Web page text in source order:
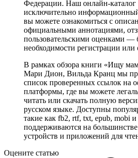
Федерации. Наш онлайн-каталог
исключительно информационный
вы можете ознакомиться с
официальными аннотациями,
пользовательскими оценками —
необходимости регистрации
В рамках обзора книги «Ищу
Мари Дион, Вильда Кранц мы
список проверенных ссылок на
платформы, где вы можете
читать или скачать полную
русском языке. Доступны
такие как fb2, rtf, txt, epub, mobi
поддерживаются на
устройств и приложений для
Оцените статью